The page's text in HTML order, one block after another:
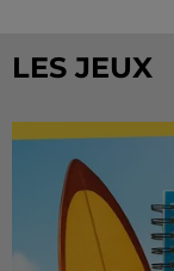
LES JEUX